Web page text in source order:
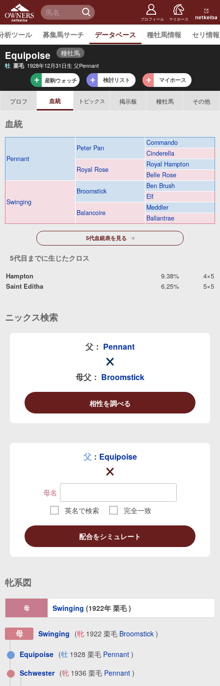
netkeiba
オーナー
ズ プロフィール マイホース
析ツール 募集馬サーチ データベース 種牡馬情報 セリ情報
Equipoise 種牡馬
牡 栗毛 1928年12月31日生 父Pennant
産駒ウォッチ 検討リスト マイホース
プロフ 血統 トピックス 掲示板 種牡馬 その他
血統
Pennant
Peter Pan
Commando
Cinderella
Royal Rose
Royal Hampton
Belle Rose
Swinging
Broomstick
Ben Brush
Elf
Balancoire
Meddler
Ballantrae
5代血統表を見る
5代目までに生じたクロス
Hampton 9.38%
4×5
Saint Editha
6.25% 5×5
ニックス検索
父： Pennant
母父： Broomstick
相性を調べる
父： Equipoise
母名
英名で検索
完全一致
配合をシミュレート
牝系図
母 Swinging (1922年 栗毛 )
母 Swinging (牝1922 栗毛 Broomstick )
Equipoise (牡 1928 栗毛 Pennant )
Schwester (牝1936 栗毛 Pennant )